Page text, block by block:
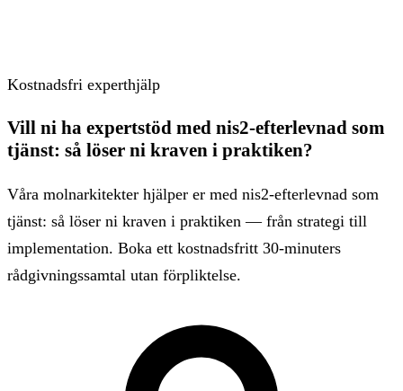
Kostnadsfri experthjälp
Vill ni ha expertstöd med nis2-efterlevnad som
tjänst: så löser ni kraven i praktiken?
Våra molnarkitekter hjälper er med nis2-efterlevnad som
tjänst: så löser ni kraven i praktiken — från strategi till
implementation. Boka ett kostnadsfritt 30-minuters
rådgivningssamtal utan förpliktelse.